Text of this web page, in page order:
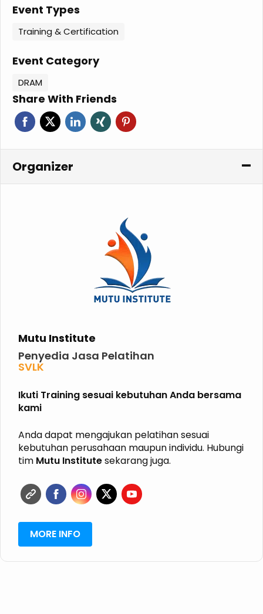
Event Types
Training & Certification
Event Category
DRAM
Share With Friends
Organizer
Mutu Institute
Penyedia Jasa Pelatihan
SVLK
P2K3
P3K
K3 KIMIA
ISO
HALAL
GRK
ISPO
Ikuti Training sesuai kebutuhan Anda bersama
kami
Anda dapat mengajukan pelatihan sesuai
kebutuhan perusahaan maupun individu. Hubungi
tim Mutu Institutesekarang juga.
MORE INFO